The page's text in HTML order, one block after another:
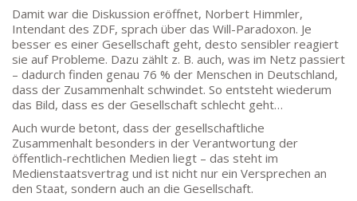
Damit war die Diskussion eröffnet, Norbert Himmler,
Intendant des ZDF, sprach über das Will-Paradoxon. Je
besser es einer Gesellschaft geht, desto sensibler reagiert
sie auf Probleme. Dazu zählt z. B. auch, was im Netz passiert
– dadurch finden genau 76 % der Menschen in Deutschland,
dass der Zusammenhalt schwindet. So entsteht wiederum
das Bild, dass es der Gesellschaft schlecht geht…
Auch wurde betont, dass der gesellschaftliche
Zusammenhalt besonders in der Verantwortung der
öffentlich-rechtlichen Medien liegt – das steht im
Medienstaatsvertrag und ist nicht nur ein Versprechen an
den Staat, sondern auch an die Gesellschaft.